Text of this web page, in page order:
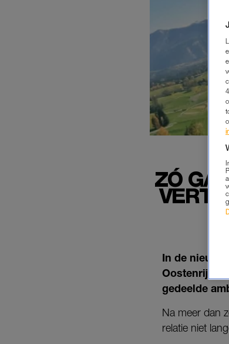
ZÓ
In de
Oostenrijk
gedeelde
Na meer dan
relatie niet